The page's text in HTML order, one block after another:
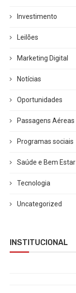
Investimento
Leilões
Marketing Digital
Notícias
Oportunidades
Passagens Aéreas
Programas sociais
Saúde e Bem Estar
Tecnologia
Uncategorized
INSTITUCIONAL